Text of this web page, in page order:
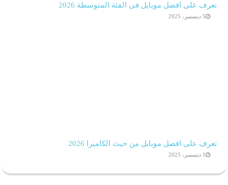
تعرف على افضل موبايل فى الفئة المتوسطة 2026
5 ديسمبر، 2025
تعرف على افضل موبايل من حيث الكاميرا 2026
1 ديسمبر، 2025